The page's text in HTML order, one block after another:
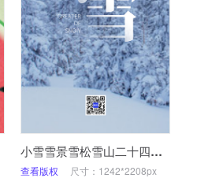
小雪雪景雪松雪山二十四节日海报
查看版权 尺寸：1242*2208px